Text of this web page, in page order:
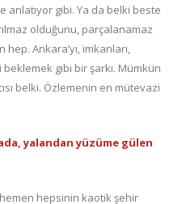
anlatıyor gibi. Ya da belki beste
olduğunu, parçalanamaz
Ankara’yı, imkanları,
gibi bir şarkı. Mümkün
belki. Özlemenin en mütevazi
yalandan yüzüme gülen
hepsinin kaotik şehir